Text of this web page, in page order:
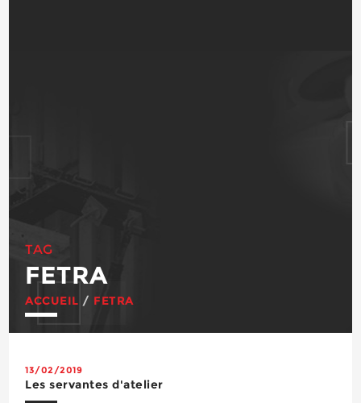
TAG
FETRA
ACCUEIL / FETRA
13/02/2019
Les servantes d'atelier